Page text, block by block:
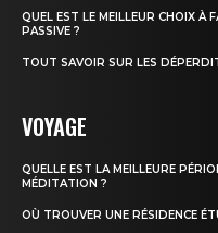
QUEL EST LE MEILLEUR CHOIX À
PASSIVE ?
TOUT SAVOIR SUR LES
VOYAGE
QUELLE EST LA MEILLEURE
MÉDITATION ?
OÙ TROUVER UNE RÉSIDENCE